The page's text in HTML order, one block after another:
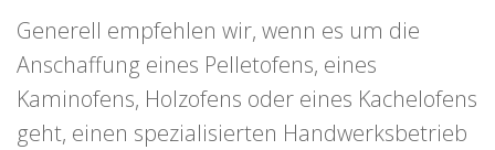
Generell empfehlen wir, wenn es um die
Anschaffung eines Pelletofens, eines
Kaminofens, Holzofens oder eines Kachelofens
geht, einen spezialisierten Handwerksbetrieb